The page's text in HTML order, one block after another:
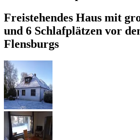
Freistehendes Haus mit
und 6 Schlafplätzen vor
Flensburgs